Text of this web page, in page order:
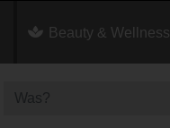
Beauty & Wellness